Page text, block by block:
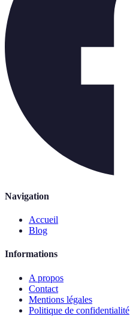
Navigation
Accueil
Blog
Informations
A propos
Contact
Mentions légales
Politique de confidentialité